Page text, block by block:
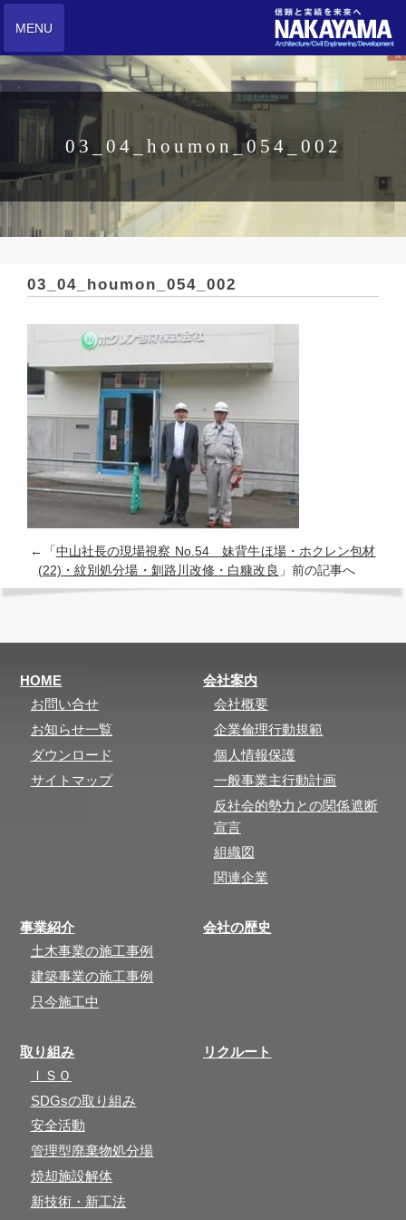
MENU
03_04_houmon_054_002
03_04_houmon_054_002
←「 中山社長の現場視察 No.54 妹背牛ほ場・ホクレン包材
(22)・紋別処分場・釧路川改修・白糠改良 」前の記事へ
HOME
お問い合せ
お知らせ一覧
ダウンロード
サイトマップ
会社案内
会社概要
企業倫理行動規範
個人情報保護
一般事業主行動計画
反社会的勢力との関係遮断
宣言
組織図
関連企業
事業紹介
土木事業の施工事例
建築事業の施工事例
只今施工中
会社の歴史
取り組み
ＩＳＯ
SDGsの取り組み
安全活動
管理型廃棄物処分場
焼却施設解体
新技術・新工法
リクルート